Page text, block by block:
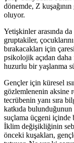
dönemde, Z
oluyor.
Yetişkinler arasında
gruptakiler,
bırakacakları için
psikolojik açıdan
huzurlu bir yaşlanma
Gençler için küresel
gözlemlenenin aksine
tecrübenin yanı sıra
katkıda
suçlama üçgeni içinde
İklim değişikliğinin
önceki kuşakları,